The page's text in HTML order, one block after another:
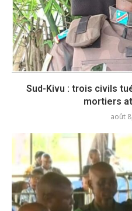
Sud-Kivu : trois civils
mortiers
août